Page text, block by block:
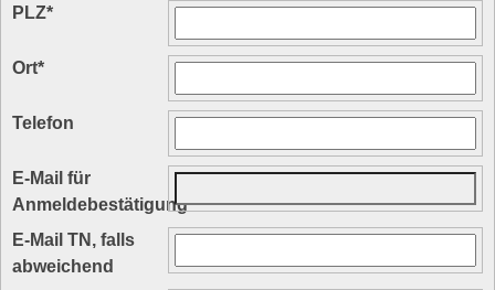
PLZ*
Ort*
Telefon
E-Mail für
Anmeldebestätigung*
E-Mail TN, falls
abweichend